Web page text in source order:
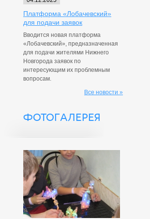
Платформа «Лобачевский»
для подачи заявок
Вводится новая платформа
«Лобачевский», предназначенная
для подачи жителями Нижнего
Новгорода заявок по
интересующим их проблемным
вопросам.
Все новости »
ФОТОГАЛЕРЕЯ